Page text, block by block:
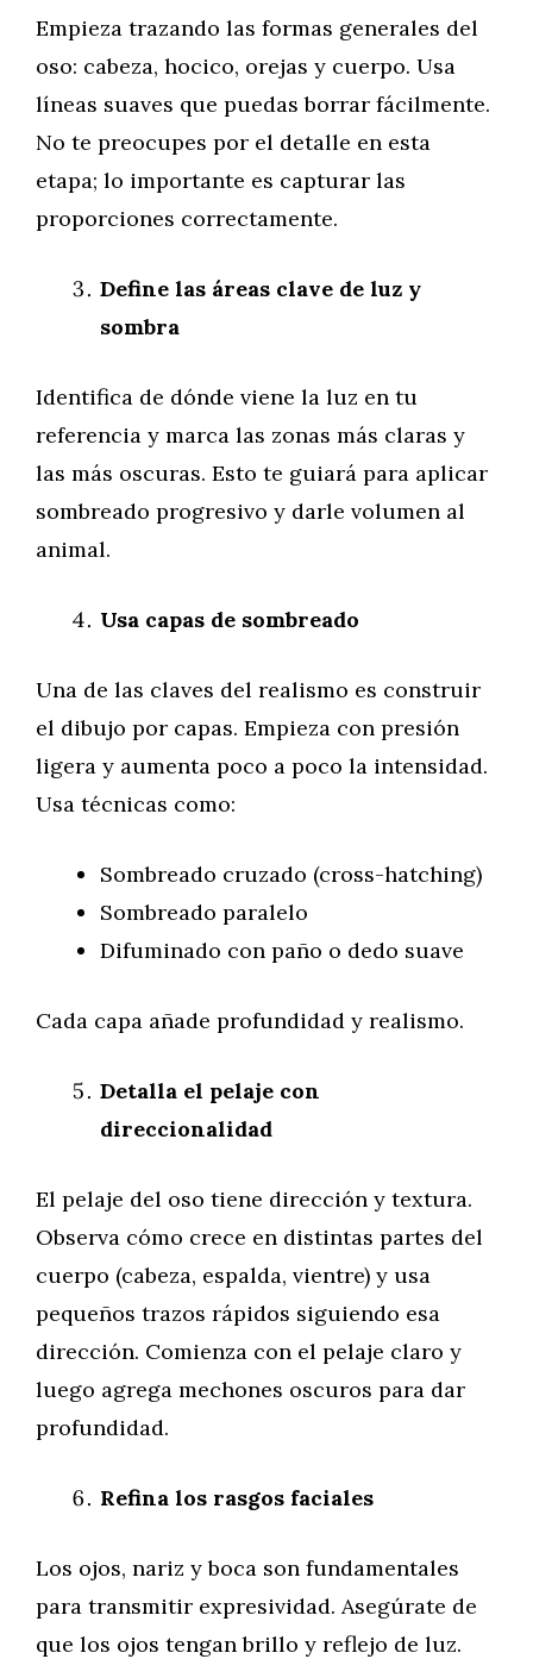
Empieza trazando las formas generales del
oso: cabeza, hocico, orejas y cuerpo. Usa
líneas suaves que puedas borrar fácilmente.
No te preocupes por el detalle en esta
etapa; lo importante es capturar las
proporciones correctamente.
Define las áreas clave de luz y
sombra
Identifica de dónde viene la luz en tu
referencia y marca las zonas más claras y
las más oscuras. Esto te guiará para aplicar
sombreado progresivo y darle volumen al
animal.
Usa capas de sombreado
Una de las claves del realismo es construir
el dibujo por capas. Empieza con presión
ligera y aumenta poco a poco la intensidad.
Usa técnicas como:
Sombreado cruzado (cross-hatching)
Sombreado paralelo
Difuminado con paño o dedo suave
Cada capa añade profundidad y realismo.
Detalla el pelaje con
direccionalidad
El pelaje del oso tiene dirección y textura.
Observa cómo crece en distintas partes del
cuerpo (cabeza, espalda, vientre) y usa
pequeños trazos rápidos siguiendo esa
dirección. Comienza con el pelaje claro y
luego agrega mechones oscuros para dar
profundidad.
Refina los rasgos faciales
Los ojos, nariz y boca son fundamentales
para transmitir expresividad. Asegúrate de
que los ojos tengan brillo y reflejo de luz.